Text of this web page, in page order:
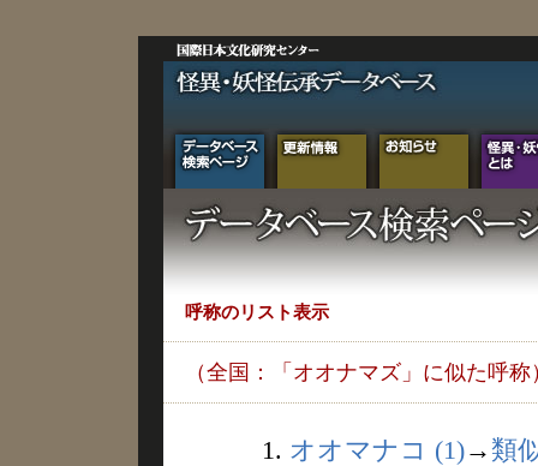
呼称のリスト表示
（全国：「オオナマズ」に似た呼称
1. オオマナコ (1)→ 類